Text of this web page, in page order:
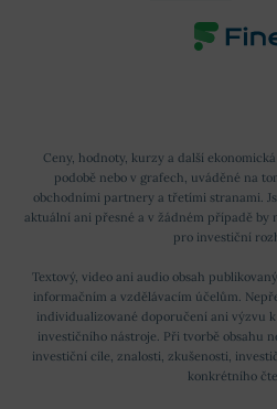
Ceny, hodnoty, kurzy a další
podobě nebo v grafech, uváděné na
obchodními partnery a třetími stranami.
aktuální ani přesné a v žádném případě by
pro investiční
Textový, video ani audio obsah
informačním a vzdělávacím účelům.
individualizované doporučení ani výzvu
investičního nástroje. Při tvorbě obsahu
investiční cíle, znalosti, zkušenosti,
konkrétního